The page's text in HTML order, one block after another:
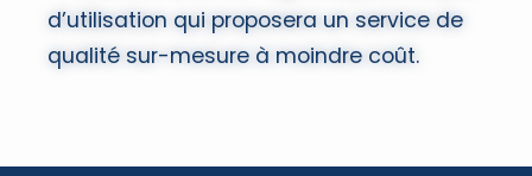
d’utilisation qui proposera un service de
qualité sur-mesure à moindre coût.